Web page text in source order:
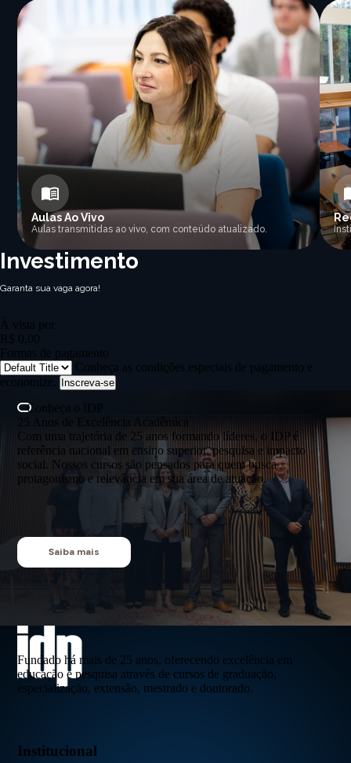
Aulas Ao Vivo
Aulas transmitidas ao vivo, com conteúdo atualizado.
Investimento
Garanta sua vaga agora!
À vista por
R$ 0,00
Formas de pagamento
Conheça as condições especiais de pagamento e
economize.
Inscreva-se
Conheça o IDP
25 Anos de Excelência Acadêmica
Com uma trajetória de 25 anos formando líderes, o IDP é
referência nacional em ensino superior, pesquisa e impacto
social. Nossos cursos são pensados para quem busca
protagonismo e relevância em sua área de atuação.
Saiba mais
Fundado há mais de 25 anos, oferecendo excelência em
educação e pesquisa através de cursos de graduação,
especialização, extensão, mestrado e doutorado.
Institucional